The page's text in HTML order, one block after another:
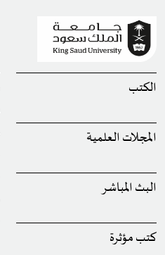
الكتب
المجلات العلمية
البث المباشر
كتب مؤثرة